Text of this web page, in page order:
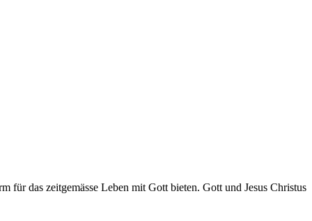
für das zeitgemässe Leben mit Gott bieten. Gott und Jesus Christus